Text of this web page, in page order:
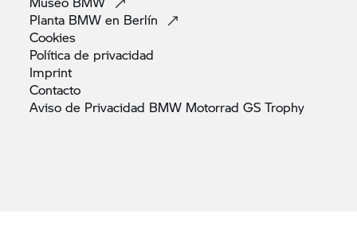
Planta BMW en Berlín
Cookies
Política de privacidad
Imprint
Contacto
Aviso de Privacidad BMW Motorrad GSTrophy